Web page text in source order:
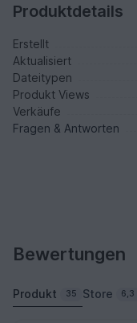
Produktdetails
Erstellt
Aktualisiert
Dateitypen
Produkt Views
Verkäufe
Fragen & Antworten
Bewertungen
Produkt 35 Store 6,3